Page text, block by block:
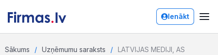
Ienākt
Sākums Uzņēmumu saraksts LATVIJAS MEDIJI, AS